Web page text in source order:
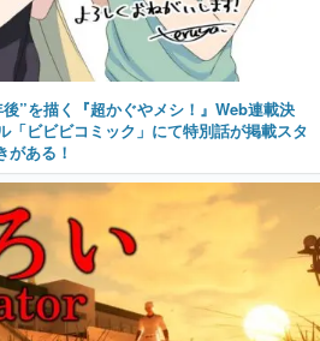
後”を描く『超かぐやメシ！』Web連載決
「ビビビコミック」にて特別話が掲載スタ
ある！